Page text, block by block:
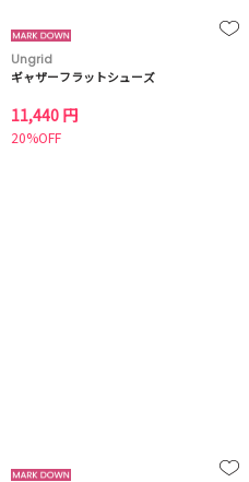
Ungrid
ギャザーフラットシューズ
11,440 円
20%OFF